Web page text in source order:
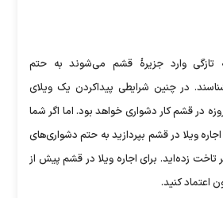
تازگی وارد جزیرۀ قشم می‌شوند به حتم
در چنین شرایطی پیداکردن یک ویلای
در قشم کار دشواری خواهد بود. اما اگر شما
ویلا در قشم بپردازید به حتم دشواری‌های
تاخت زده‌اید. برای اجاره ویلا در قشم پیش از
اعتماد کنید.